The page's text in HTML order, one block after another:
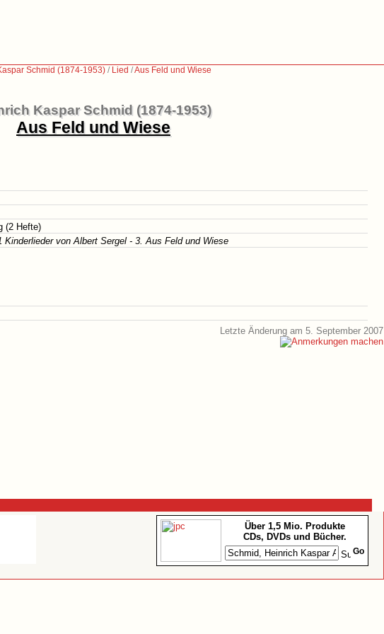
Schmid (1874-1953) / Lied /Aus Feld und Wiese
Kaspar Schmid (1874-1953)
Aus Feld und Wiese
(2 Hefte)
Kinderlieder von Albert Sergel - 3. Aus Feld und Wiese
Letzte Änderung am 5. September 2007
Über 1,5 Mio. Produkte
CDs, DVDs und Bücher.
Go